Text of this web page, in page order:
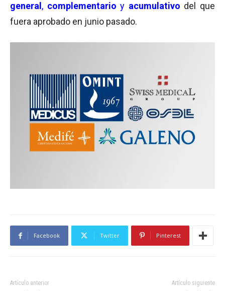
general , complementarioy acumulativo del que
fuera aprobado en junio pasado.
Facebook Twitter Pinterest
Artículo anterior Artículo siguiente